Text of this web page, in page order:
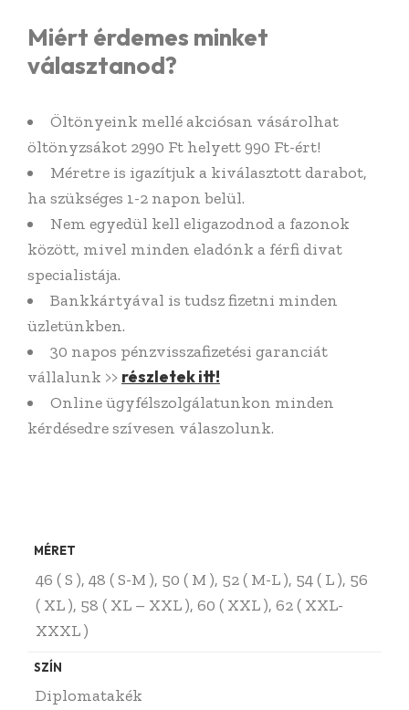
Miért érdemes minket
választanod?
Öltönyeink mellé akciósan vásárolhat
öltönyzsákot 2990 Ft helyett 990 Ft-ért!
Méretre is igazítjuk a kiválasztott darabot,
ha szükséges 1-2 napon belül.
Nem egyedül kell eligazodnod a fazonok
között, mivel minden eladónk a férfi divat
specialistája.
Bankkártyával is tudsz fizetni minden
üzletünkben.
30 napos pénzvisszafizetési garanciát
vállalunk >> részletek itt!
Online ügyfélszolgálatunkon minden
kérdésedre szívesen válaszolunk.
MÉRET
46 ( S ), 48 ( S-M ), 50 ( M ), 52 ( M-L ), 54 ( L ), 56
( XL ), 58 ( XL – XXL ), 60 ( XXL ), 62 ( XXL-
XXXL )
SZÍN
Diplomatakék